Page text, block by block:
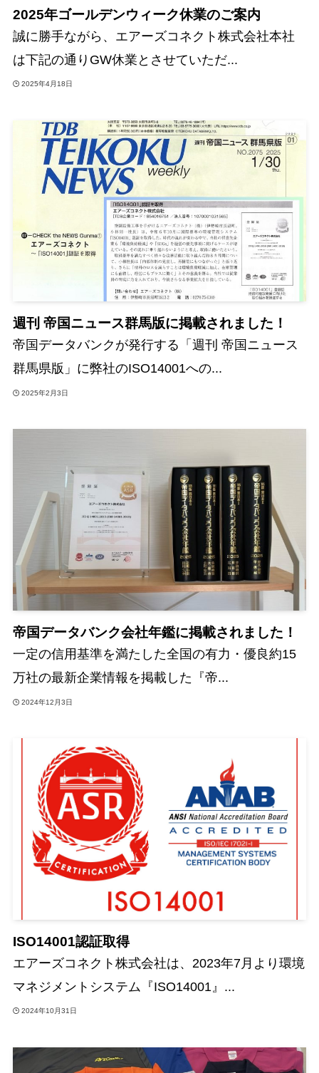
2025年ゴールデンウィーク休業のご案内
誠に勝手ながら、エアーズコネクト株式会社本社
は下記の通りGW休業とさせていただ...
2025年4月18日
週刊 帝国ニュース群馬版に掲載されました！
帝国データバンクが発行する「週刊 帝国ニュース
群馬県版」に弊社のISO14001への...
2025年2月3日
帝国データバンク会社年鑑に掲載されました！
一定の信用基準を満たした全国の有力・優良約15
万社の最新企業情報を掲載した『帝...
2024年12月3日
ISO14001認証取得
エアーズコネクト株式会社は、2023年7月より環境
マネジメントシステム『ISO14001』...
2024年10月31日